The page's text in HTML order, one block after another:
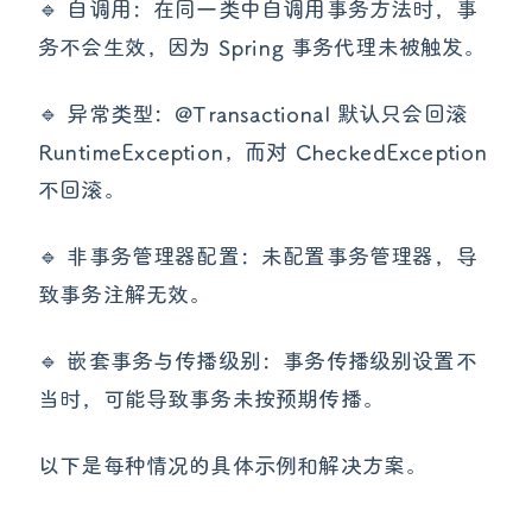
🔹 自调用：在同一类中自调用事务方法时，事
务不会生效，因为 Spring 事务代理未被触发。
🔹 异常类型：@Transactional 默认只会回滚
RuntimeException，而对 CheckedException
不回滚。
🔹 非事务管理器配置：未配置事务管理器，导
致事务注解无效。
🔹 嵌套事务与传播级别：事务传播级别设置不
当时，可能导致事务未按预期传播。
以下是每种情况的具体示例和解决方案。